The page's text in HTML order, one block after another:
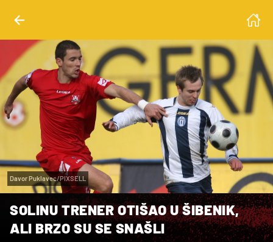
Davor Puklavec/PIXSELL
SOLINU TRENER OTIŠAO U ŠIBENIK,
ALI BRZO SU SE SNAŠLI